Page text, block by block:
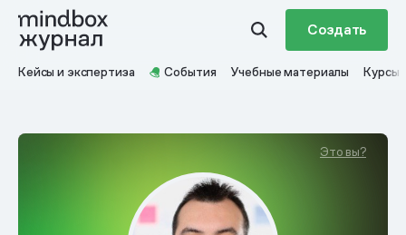
Создать
Кейсы и экспертиза События Учебные материалы Курсы
Это вы?